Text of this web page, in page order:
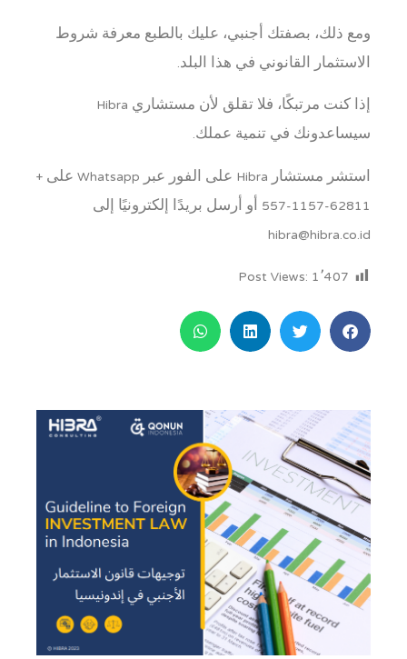
ومع ذلك، بصفتك أجنبي، عليك بالطبع معرفة شروط
الاستثمار القانوني في هذا البلد.
إذا كنت مرتبكًا، فلا تقلق لأن مستشاري Hibra
سيساعدونك في تنمية عملك.
استشر مستشار Hibra على الفور عبر Whatsapp على +
62811-1157-557 أو أرسل بريدًا إلكترونيًا إلى
hibra@hibra.co.id
Post Views:1٬407